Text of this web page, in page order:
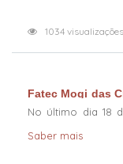
1034 visualizações
Fatec Mogi das
fase da
No último dia 18
em 38 FATECs. A
Saber mais